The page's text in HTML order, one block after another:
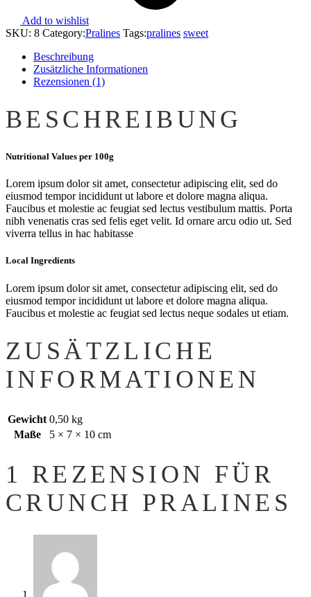
Add to wishlist
SKU: 8 Category:Pralines Tags:pralines sweet
Beschreibung
Zusätzliche Informationen
Rezensionen (1)
BESCHREIBUNG
Nutritional Values per 100g
Lorem ipsum dolor sit amet, consectetur adipiscing elit, sed do
eiusmod tempor incididunt ut labore et dolore magna aliqua.
Faucibus et molestie ac feugiat sed lectus vestibulum mattis. Porta
nibh venenatis cras sed felis eget velit. Id ornare arcu odio ut. Sed
viverra tellus in hac habitasse
Local Ingredients
Lorem ipsum dolor sit amet, consectetur adipiscing elit, sed do
eiusmod tempor incididunt ut labore et dolore magna aliqua.
Faucibus et molestie ac feugiat sed lectus neque sodales ut etiam.
ZUSÄTZLICHE
INFORMATIONEN
Gewicht 0,50 kg
Maße
5 × 7 × 10 cm
1 REZENSION FÜR
CRUNCH PRALINES